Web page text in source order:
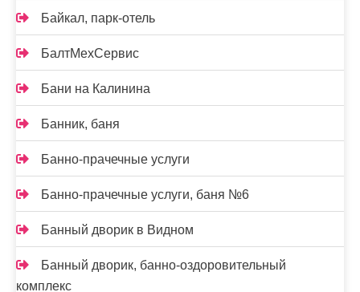
Байкал, парк-отель
БалтМехСервис
Бани на Калинина
Банник, баня
Банно-прачечные услуги
Банно-прачечные услуги, баня №6
Банный дворик в Видном
Банный дворик, банно-оздоровительный
комплекс